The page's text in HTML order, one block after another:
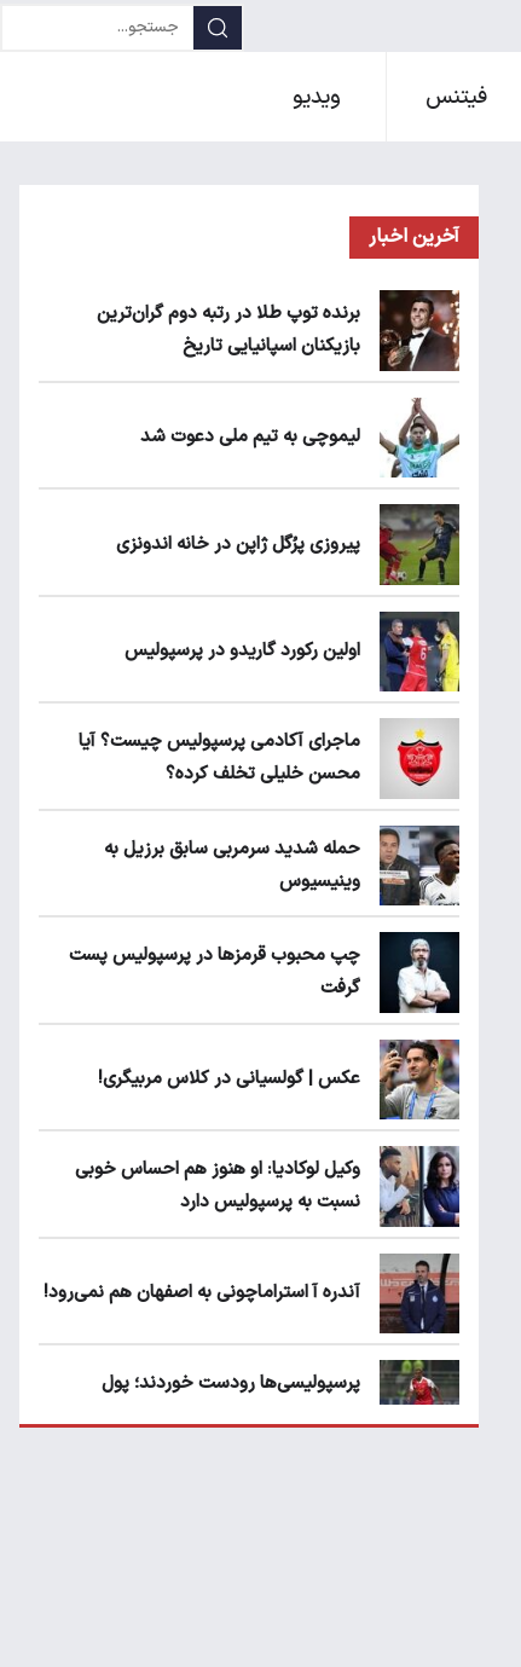
فیتنس ویدیو
آخرین اخبار
برنده توپ طلا در رتبه دوم گران‌ترین
بازیکنان اسپانیایی تاریخ
لیموچی به تیم ملی دعوت شد
پیروزی پرُگل ژاپن در خانه اندونزی
اولین رکورد گاریدو در پرسپولیس
ماجرای آکادمی پرسپولیس چیست؟ آیا
محسن خلیلی تخلف کرده؟
حمله شدید سرمربی سابق برزیل به
وینیسیوس
چپ محبوب قرمزها در پرسپولیس پست
گرفت
عکس | گولسیانی در کلاس مربیگری!
وکیل لوکادیا: او هنوز هم احساس خوبی
نسبت به پرسپولیس دارد
آندره آ استراماچونی به اصفهان هم نمی‌رود!
پرسپولیسی‌ها رودست خوردند؛ پول